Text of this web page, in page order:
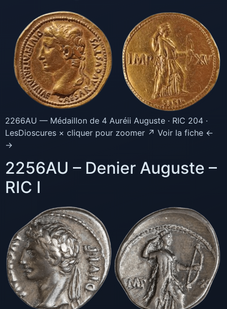
2266AU — Médaillon de 4 Auréii Auguste · RIC 204 ·
LesDioscures × cliquer pour zoomer ↗ Voir la fiche ←
→
2256AU – Denier Auguste –
RIC I